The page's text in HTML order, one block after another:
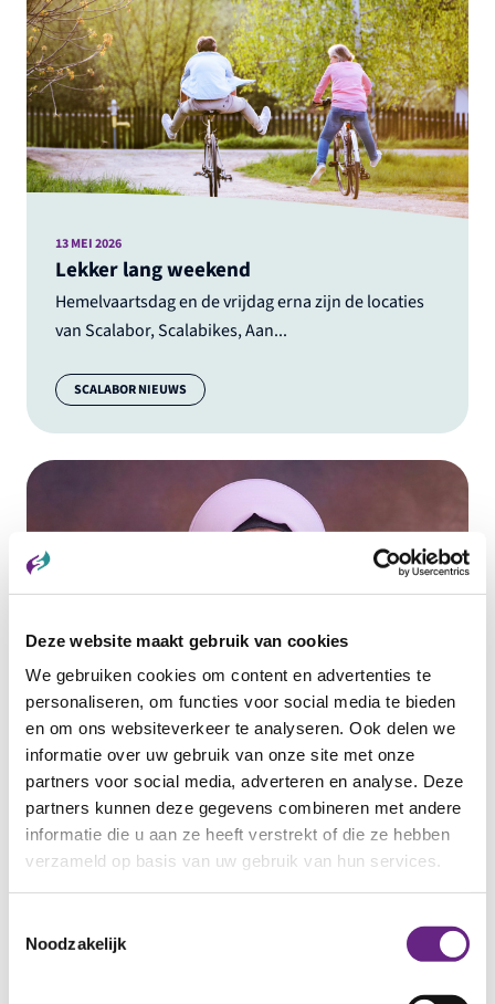
Deze website maakt gebruik van cookies
We gebruiken cookies om content en advertenties te
personaliseren, om functies voor social media te bieden
en om ons websiteverkeer te analyseren. Ook delen we
informatie over uw gebruik van onze site met onze
partners voor social media, adverteren en analyse. Deze
partners kunnen deze gegevens combineren met andere
informatie die u aan ze heeft verstrekt of die ze hebben
verzameld op basis van uw gebruik van hun services.
Noodzakelijk
Lekker lang weekend
Hemelvaartsdag en de vrijdag erna zijn de locaties
van Scalabor, Scalabikes, Aan...
13 MEI 2026
Categorie:
SCALABOR NIEUWS
Maak kennis met Samar
Samar Alkhaled is een krachtige en vastberaden
vrouw met een indrukwekkend verhaal....